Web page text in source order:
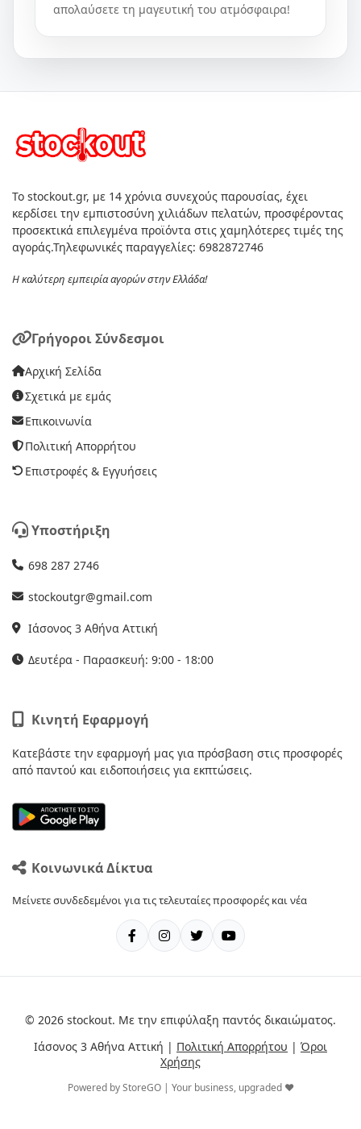
απολαύσετε τη μαγευτική του ατμόσφαιρα!
Το stockout.gr, με 14 χρόνια συνεχούς παρουσίας, έχει
κερδίσει την εμπιστοσύνη χιλιάδων πελατών, προσφέροντας
προσεκτικά επιλεγμένα προϊόντα στις χαμηλότερες τιμές της
αγοράς.Τηλεφωνικές παραγγελίες: 6982872746
Η καλύτερη εμπειρία αγορών στην Ελλάδα!
Γρήγοροι Σύνδεσμοι
Αρχική Σελίδα
Σχετικά με εμάς
Επικοινωνία
Πολιτική Απορρήτου
Επιστροφές & Εγγυήσεις
Υποστήριξη
698 287 2746
stockoutgr@gmail.com
Ιάσονος 3 Αθήνα Αττική
Δευτέρα - Παρασκευή: 9:00 - 18:00
Κινητή Εφαρμογή
Κατεβάστε την εφαρμογή μας για πρόσβαση στις προσφορές
από παντού και ειδοποιήσεις για εκπτώσεις.
Κοινωνικά Δίκτυα
Μείνετε συνδεδεμένοι για τις τελευταίες προσφορές και νέα
© 2026 stockout. Με την επιφύλαξη παντός δικαιώματος.
Ιάσονος 3 Αθήνα Αττική | Πολιτική Απορρήτου | Όροι
Χρήσης
Powered by StoreGO | Your business, upgraded ❤️